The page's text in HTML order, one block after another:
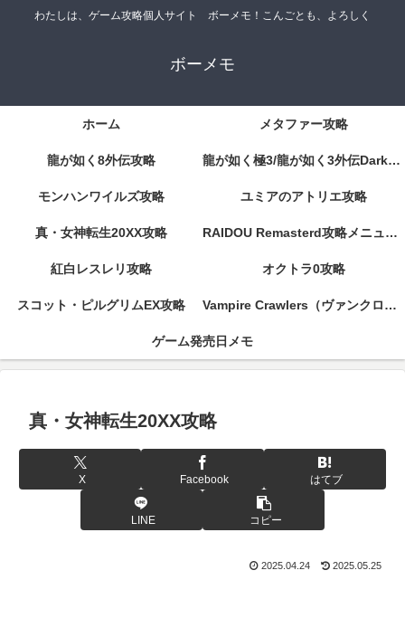
わたしは、ゲーム攻略個人サイト ボーメモ！こんごとも、よろしく
ボーメモ
ホーム メタファー攻略
龍が如く8外伝攻略 龍が如く極3/龍が如く3外伝DarkTies攻略
モンハンワイルズ攻略 ユミアのアトリエ攻略
真・女神転生20XX攻略 RAIDOU Remasterd攻略メニューページ
紅白レスレリ攻略 オクトラ0攻略
スコット・ピルグリムEX攻略 Vampire Crawlers（ヴァンクロ）攻略
ゲーム発売日メモ
真・女神転生20XX攻略
X Facebook はてブ
LINE コピー
2025.04.24 2025.05.25